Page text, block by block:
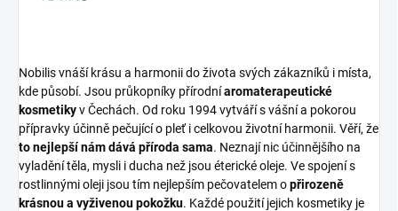
Nobilis vnáší krásu a harmonii do života svých zákazníků i místa,
kde působí. Jsou průkopníky přírodníaromaterapeutické
kosmetikyv Čechách. Od roku 1994 vytváří s vášní a pokorou
přípravky účinně pečující o pleť i celkovou životní harmonii. Věří, že
to nejlepší nám dává příroda sama. Neznají nic účinnějšího na
vyladění těla, mysli i ducha než jsou éterické oleje. Ve spojení s
rostlinnými oleji jsou tím nejlepším pečovatelem opřirozeně
krásnou a vyživenou pokožku. Každé použití jejich kosmetiky je